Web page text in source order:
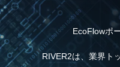
EcoFlowポ
RIVER2は、業界ト